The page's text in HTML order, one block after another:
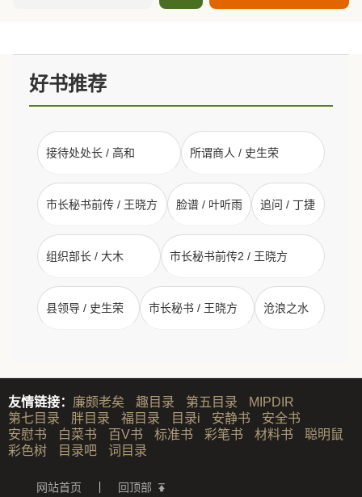
好书推荐
接待处处长 / 高和 所谓商人 / 史生荣
市长秘书前传 / 王晓方 脸谱 / 叶听雨 追问 / 丁捷
组织部长 / 大木 市长秘书前传2 / 王晓方
县领导 / 史生荣 市长秘书 / 王晓方 沧浪之水
友情链接： 廉颇老矣 趣目录 第五目录
MIPDIR
第七目录
胖目录 福目录 目录i 安静书
安全书
安慰书
白菜书 百V书 标准书 彩笔书 材料书
聪明鼠
彩色树
目录吧 词目录
网站首页 回顶部